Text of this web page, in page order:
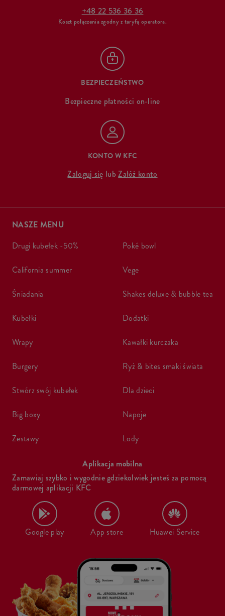
+48 22 536 36 36
Koszt połączenia zgodny z taryfą operatora.
BEZPIECZEŃSTWO
Bezpieczne płatności on-line
KONTO W KFC
Zaloguj się lubZałóż konto
NASZE MENU
drugi kubełek -50%
california summer
śniadania
kubełki
wrapy
burgery
stwórz swój kubełek
big boxy
zestawy
poké bowl
vege
shakes deluxe & bubble tea
dodatki
kawałki kurczaka
ryż & bites smaki świata
dla dzieci
napoje
lody
Aplikacja mobilna
Zamawiaj szybko i wygodnie gdziekolwiek jesteś za pomocą
darmowej aplikacji KFC
Google play App store Huawei Service